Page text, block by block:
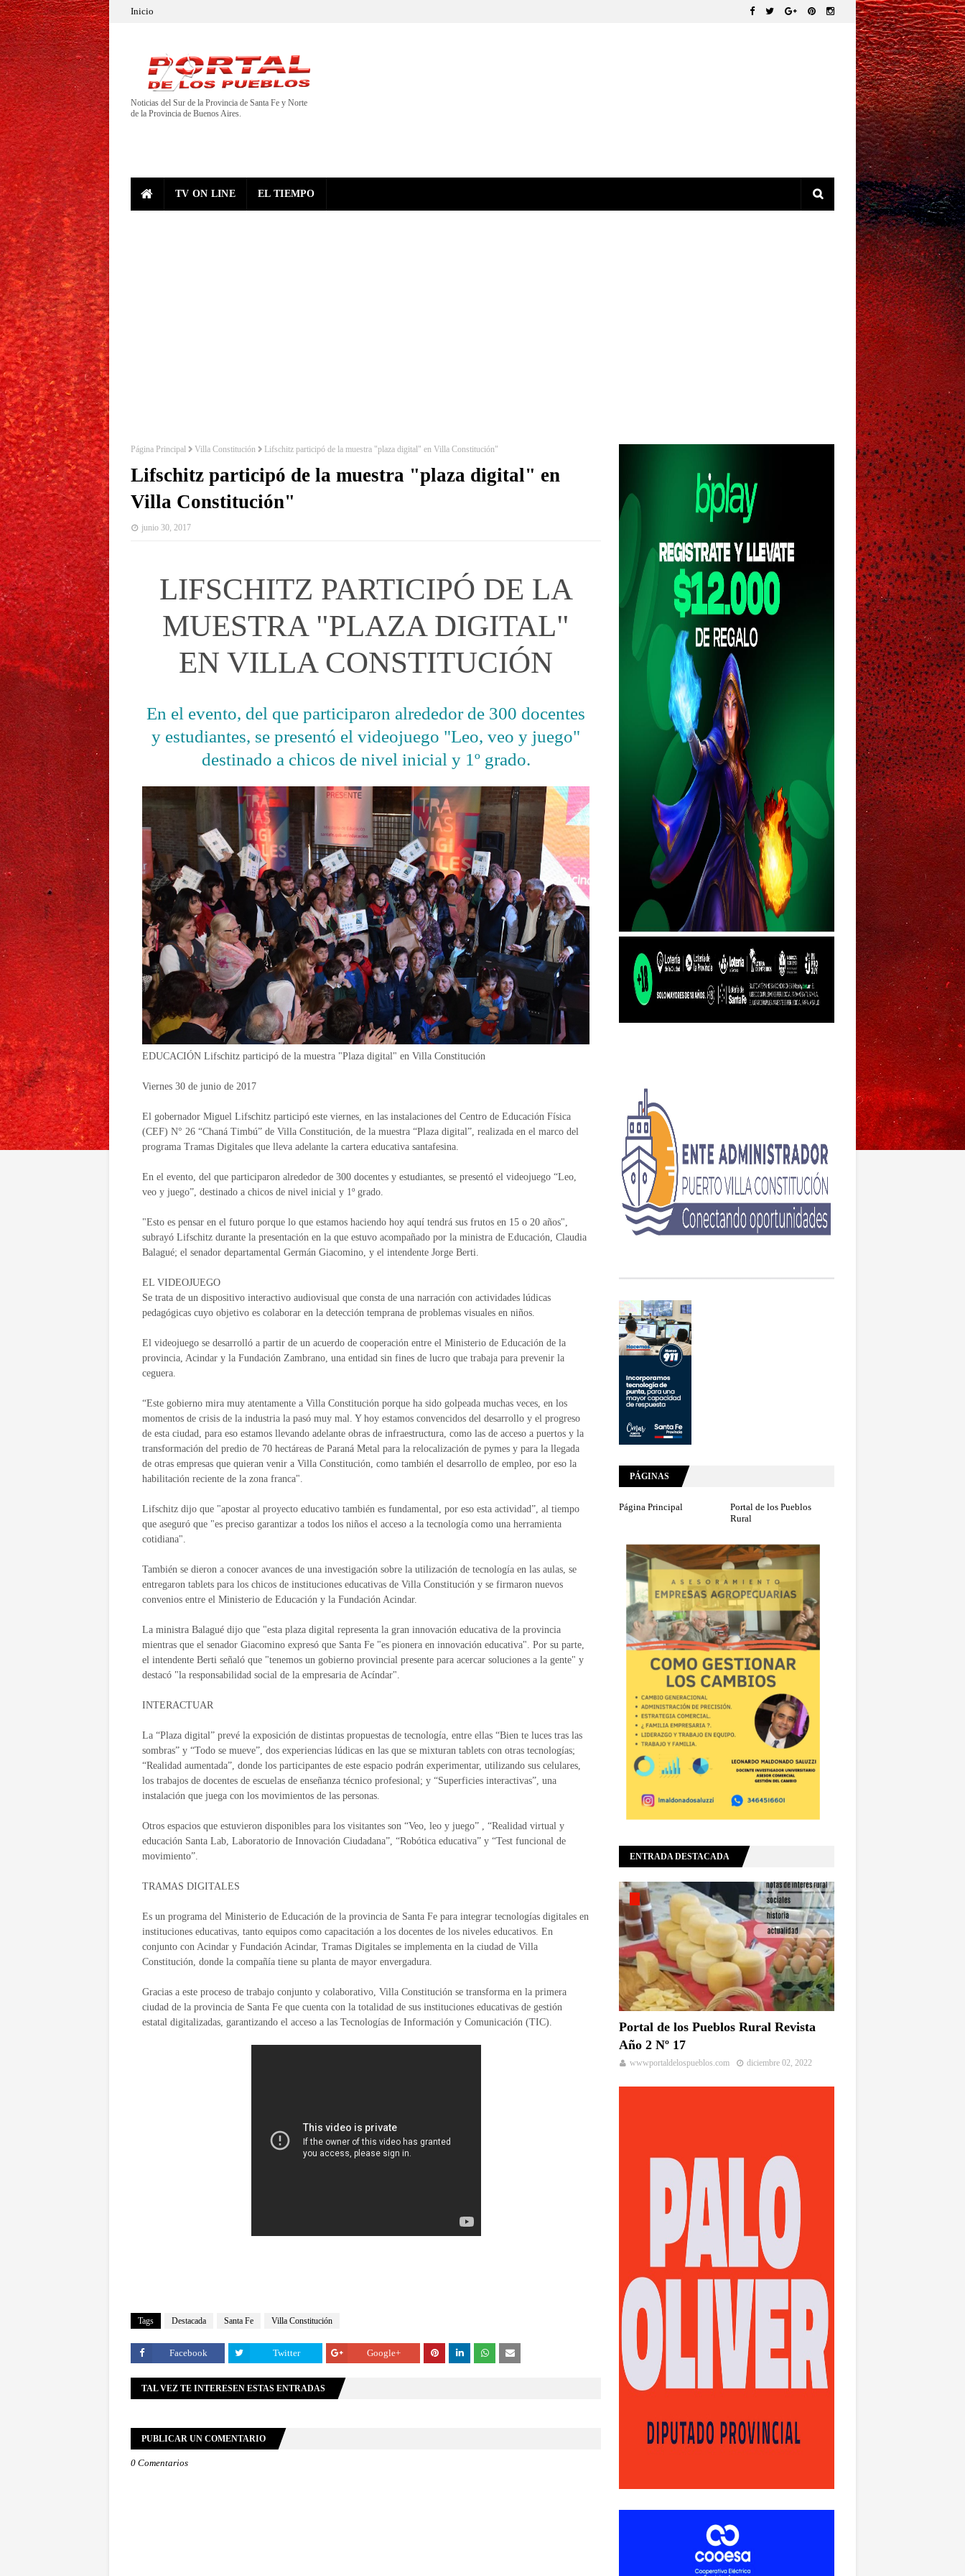
Inicio
Noticias del Sur de la Provincia de Santa Fe y Norte
de la Provincia de Buenos Aires.
TV ON LINE EL TIEMPO
Página Principal Villa Constitución Lifschitz participó de la muestra "plaza digital" en Villa Constitución"
Lifschitz participó de la muestra "plaza digital" en
Villa Constitución"
junio 30, 2017
LIFSCHITZ PARTICIPÓ DE LA
MUESTRA "PLAZA DIGITAL"
EN VILLA CONSTITUCIÓN
En el evento, del que participaron alrededor de 300 docentes
y estudiantes, se presentó el videojuego "Leo, veo y juego"
destinado a chicos de nivel inicial y 1º grado.
EDUCACIÓN Lifschitz participó de la muestra "Plaza digital" en Villa Constitución
Viernes 30 de junio de 2017
El gobernador Miguel Lifschitz participó este viernes, en las instalaciones del Centro de Educación Física
(CEF) N° 26 “Chaná Timbú” de Villa Constitución, de la muestra “Plaza digital”, realizada en el marco del
programa Tramas Digitales que lleva adelante la cartera educativa santafesina.
En el evento, del que participaron alrededor de 300 docentes y estudiantes, se presentó el videojuego “Leo,
veo y juego”, destinado a chicos de nivel inicial y 1º grado.
"Esto es pensar en el futuro porque lo que estamos haciendo hoy aquí tendrá sus frutos en 15 o 20 años",
subrayó Lifschitz durante la presentación en la que estuvo acompañado por la ministra de Educación, Claudia
Balagué; el senador departamental Germán Giacomino, y el intendente Jorge Berti.
EL VIDEOJUEGO
Se trata de un dispositivo interactivo audiovisual que consta de una narración con actividades lúdicas
pedagógicas cuyo objetivo es colaborar en la detección temprana de problemas visuales en niños.
El videojuego se desarrolló a partir de un acuerdo de cooperación entre el Ministerio de Educación de la
provincia, Acindar y la Fundación Zambrano, una entidad sin fines de lucro que trabaja para prevenir la
ceguera.
“Este gobierno mira muy atentamente a Villa Constitución porque ha sido golpeada muchas veces, en los
momentos de crisis de la industria la pasó muy mal. Y hoy estamos convencidos del desarrollo y el progreso
de esta ciudad, para eso estamos llevando adelante obras de infraestructura, como las de acceso a puertos y la
transformación del predio de 70 hectáreas de Paraná Metal para la relocalización de pymes y para la llegada
de otras empresas que quieran venir a Villa Constitución, como también el desarrollo de empleo, por eso la
habilitación reciente de la zona franca".
Lifschitz dijo que "apostar al proyecto educativo también es fundamental, por eso esta actividad”, al tiempo
que aseguró que "es preciso garantizar a todos los niños el acceso a la tecnología como una herramienta
cotidiana".
También se dieron a conocer avances de una investigación sobre la utilización de tecnología en las aulas, se
entregaron tablets para los chicos de instituciones educativas de Villa Constitución y se firmaron nuevos
convenios entre el Ministerio de Educación y la Fundación Acindar.
La ministra Balagué dijo que "esta plaza digital representa la gran innovación educativa de la provincia
mientras que el senador Giacomino expresó que Santa Fe "es pionera en innovación educativa". Por su parte,
el intendente Berti señaló que "tenemos un gobierno provincial presente para acercar soluciones a la gente" y
destacó "la responsabilidad social de la empresaria de Acíndar".
INTERACTUAR
La “Plaza digital” prevé la exposición de distintas propuestas de tecnología, entre ellas “Bien te luces tras las
sombras” y “Todo se mueve”, dos experiencias lúdicas en las que se mixturan tablets con otras tecnologías;
“Realidad aumentada”, donde los participantes de este espacio podrán experimentar, utilizando sus celulares,
los trabajos de docentes de escuelas de enseñanza técnico profesional; y “Superficies interactivas”, una
instalación que juega con los movimientos de las personas.
Otros espacios que estuvieron disponibles para los visitantes son “Veo, leo y juego” , “Realidad virtual y
educación Santa Lab, Laboratorio de Innovación Ciudadana”, “Robótica educativa” y “Test funcional de
movimiento”.
TRAMAS DIGITALES
Es un programa del Ministerio de Educación de la provincia de Santa Fe para integrar tecnologías digitales en
instituciones educativas, tanto equipos como capacitación a los docentes de los niveles educativos. En
conjunto con Acindar y Fundación Acindar, Tramas Digitales se implementa en la ciudad de Villa
Constitución, donde la compañía tiene su planta de mayor envergadura.
Gracias a este proceso de trabajo conjunto y colaborativo, Villa Constitución se transforma en la primera
ciudad de la provincia de Santa Fe que cuenta con la totalidad de sus instituciones educativas de gestión
estatal digitalizadas, garantizando el acceso a las Tecnologías de Información y Comunicación (TIC).
Tags Destacada Santa Fe Villa Constitución
Facebook Twitter Google+
TAL VEZ TE INTERESEN ESTAS ENTRADAS
PUBLICAR UN COMENTARIO
0 Comentarios
PÁGINAS
Página Principal
Portal de los Pueblos
Rural
ENTRADA DESTACADA
Portal de los Pueblos Rural Revista
Año 2 Nº 17
wwwportaldelospueblos.com diciembre 02, 2022